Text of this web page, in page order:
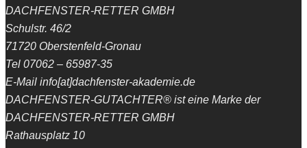
DACHFENSTER-RETTER GMBH
Schulstr. 46/2
71720 Oberstenfeld-Gronau
Tel 07062 – 65987-35
E-Mail info[at]dachfenster-akademie.de
DACHFENSTER-GUTACHTER® ist eine Marke der
DACHFENSTER-RETTER GMBH
Rathausplatz 10